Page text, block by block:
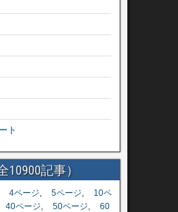
ト
記事）
4ページ, 5ページ,
10ペ
40ページ, 50ページ, 60